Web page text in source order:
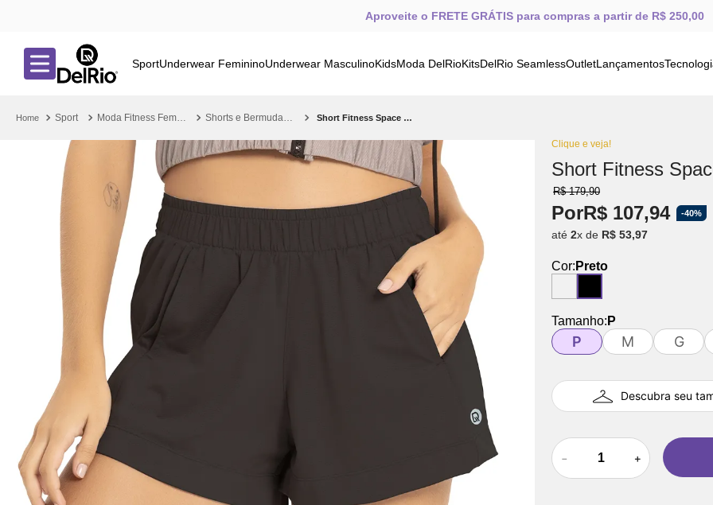
Aproveite o FRETE GRÁTIS para compras a partir de R$ 250,00
SportUnderwear FemininoUnderwear MasculinoKidsModa DelRioKitsDelRio SeamlessOutletLançamentos
Sport Moda Fitness Feminina Shorts e Bermudas Fitness Short Fitness Space Mesh Preto
Clique e veja!
Short Fitness
R$ 179,90
PorR$ 107,94 -40%
até 2x de R$ 53,97
Cor: Preto
Tamanho: P
P M G
Descubra seu
＋
－